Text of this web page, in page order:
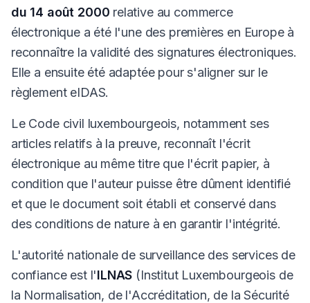
du 14 août 2000 relative au commerce
électronique a été l'une des premières en Europe à
reconnaître la validité des signatures électroniques.
Elle a ensuite été adaptée pour s'aligner sur le
règlement eIDAS.
Le Code civil luxembourgeois, notamment ses
articles relatifs à la preuve, reconnaît l'écrit
électronique au même titre que l'écrit papier, à
condition que l'auteur puisse être dûment identifié
et que le document soit établi et conservé dans
des conditions de nature à en garantir l'intégrité.
L'autorité nationale de surveillance des services de
confiance est l'ILNAS (Institut Luxembourgeois de
la Normalisation, de l'Accréditation, de la Sécurité